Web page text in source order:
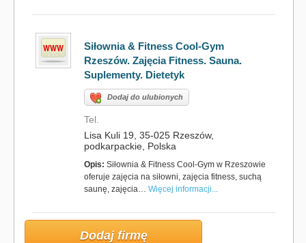
Siłownia & Fitness Cool-Gym
Rzeszów. Zajęcia Fitness. Sauna.
Suplementy. Dietetyk
Dodaj do ulubionych
Tel.
Lisa Kuli 19, 35-025 Rzeszów,
podkarpackie, Polska
Opis: Siłownia & Fitness Cool-Gym w Rzeszowie
oferuje zajęcia na siłowni, zajęcia fitness, suchą
saunę, zajęcia… Więcej informacji...
Dodaj firmę